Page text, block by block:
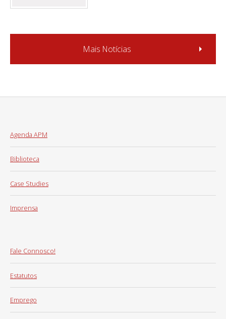
Mais Notícias
Agenda APM
Biblioteca
Case Studies
Imprensa
Fale Connosco!
Estatutos
Emprego